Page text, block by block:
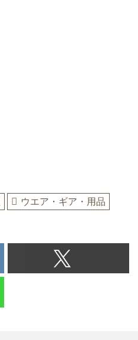
ウエア・ギア・用品